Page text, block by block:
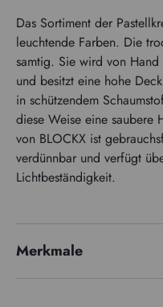
Das Sortiment der
leuchtende Farben. Die
samtig. Sie wird von
und besitzt eine hohe
in schützendem
diese Weise eine saubere
von BLOCKX ist
verdünnbar und verfügt
Lichtbeständigkeit.
Merkmale